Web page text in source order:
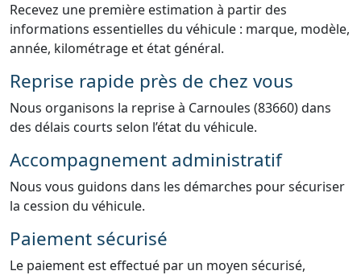
Recevez une première estimation à partir des
informations essentielles du véhicule : marque, modèle,
année, kilométrage et état général.
Reprise rapide près de chez vous
Nous organisons la reprise à Carnoules (83660) dans
des délais courts selon l’état du véhicule.
Accompagnement administratif
Nous vous guidons dans les démarches pour sécuriser
la cession du véhicule.
Paiement sécurisé
Le paiement est effectué par un moyen sécurisé,